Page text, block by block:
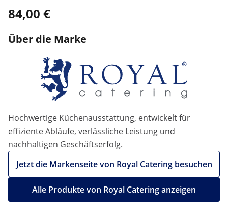
84,00 €
Über die Marke
Hochwertige Küchenausstattung, entwickelt für
effiziente Abläufe, verlässliche Leistung und
nachhaltigen Geschäftserfolg.
Jetzt die Markenseite von Royal Catering besuchen
Alle Produkte von Royal Catering anzeigen